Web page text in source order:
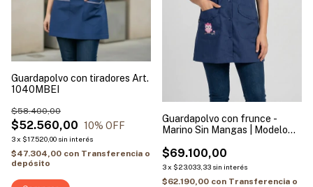
Guardapolvo con tiradores Art.
1040MBEI
$52.560,00
$58.400,00
10% OFF
3x $17.520,00 sin interés
$47.304,00 con Transferencia o
depósito
Guardapolvo con frunce -
Marino Sin Mangas | Modelo
$69.100,00
3x $23.033,33 sin interés
$62.190,00 con Transferencia o